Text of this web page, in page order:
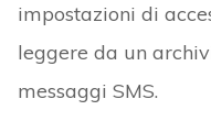
impostazioni di
leggere da un
messaggi SMS.